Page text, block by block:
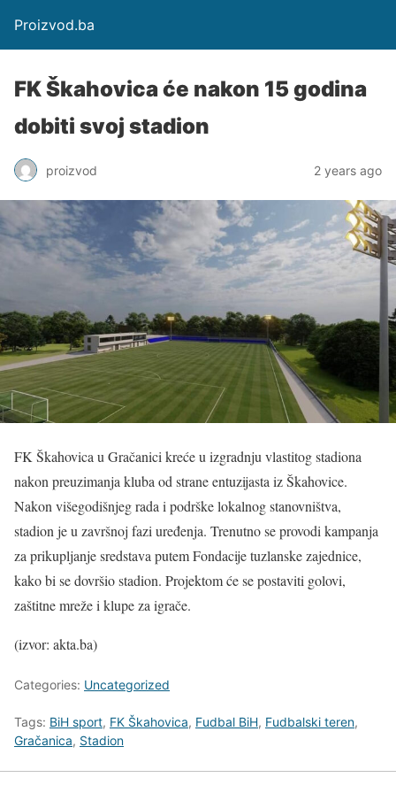
Proizvod.ba
FK Škahovica će nakon 15 godina
dobiti svoj stadion
proizvod 2 years ago
FK Škahovica u Gračanici kreće u izgradnju vlastitog stadiona
nakon preuzimanja kluba od strane entuzijasta iz Škahovice.
Nakon višegodišnjeg rada i podrške lokalnog stanovništva,
stadion je u završnoj fazi uređenja. Trenutno se provodi kampanja
za prikupljanje sredstava putem Fondacije tuzlanske zajednice,
kako bi se dovršio stadion. Projektom će se postaviti golovi,
zaštitne mreže i klupe za igrače.
(izvor: akta.ba)
Categories: Uncategorized
Tags: BiH sport, FK Škahovica, Fudbal BiH, Fudbalski teren,
Gračanica, Stadion